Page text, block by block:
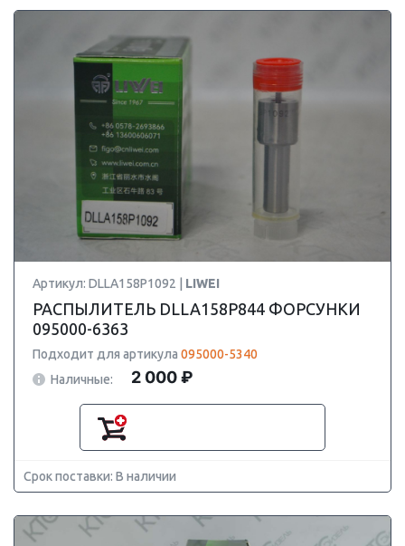
Артикул: DLLA158P1092 | LIWEI
РАСПЫЛИТЕЛЬ DLLA158P844 ФОРСУНКИ
095000-6363
Подходит для артикула 095000-5340
Наличные:
2 000 ₽
Срок поставки: В наличии